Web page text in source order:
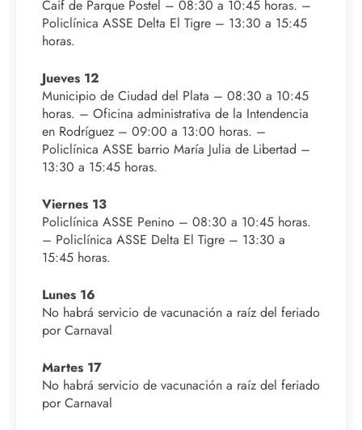
Caif de Parque Postel – 08:30 a 10:45 horas. –
Policlínica ASSE Delta El Tigre – 13:30 a 15:45
horas.
Jueves 12
Municipio de Ciudad del Plata – 08:30 a 10:45
horas. – Oficina administrativa de la Intendencia
en Rodríguez – 09:00 a 13:00 horas. –
Policlínica ASSE barrio María Julia de Libertad –
13:30 a 15:45 horas.
Viernes 13
Policlínica ASSE Penino – 08:30 a 10:45 horas.
– Policlínica ASSE Delta El Tigre – 13:30 a
15:45 horas.
Lunes 16
No habrá servicio de vacunación a raíz del feriado
por Carnaval
Martes 17
No habrá servicio de vacunación a raíz del feriado
por Carnaval